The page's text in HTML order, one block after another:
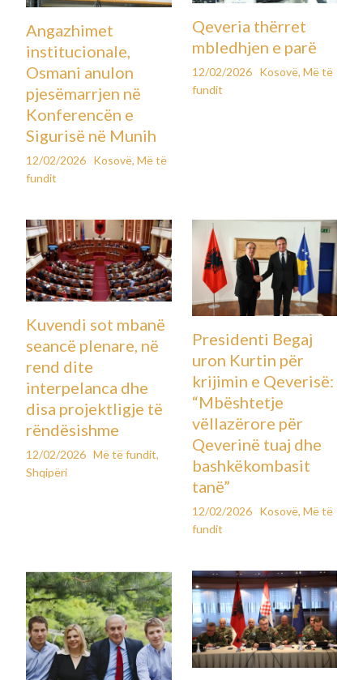
Angazhimet
institucionale,
Osmani anulon
pjesëmarrjen në
Konferencën e
Sigurisë në Munih
12/02/2026 Kosovë,Më të
fundit
Qeveria thërret
mbledhjen e parë
12/02/2026 Kosovë, Më të
fundit
Kuvendi sot mbanë
seancë plenare, në
rend dite
interpelanca dhe
disa projektligje të
rëndësishme
12/02/2026 Më të fundit,
Shqipëri
Presidenti Begaj
uron Kurtin për
krijimin e Qeverisë:
“Mbështetje
vëllazërore për
Qeverinë tuaj dhe
bashkëkombasit
tanë”
12/02/2026 Kosovë, Më të
fundit